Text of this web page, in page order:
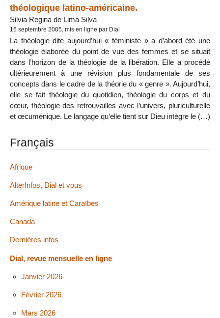
théologique latino-américaine.
Silvia Regina de Lima Silva
16 septembre 2005, mis en ligne par Dial
La théologie dite aujourd’hui « féministe » a d’abord été une
théologie élaborée du point de vue des femmes et se situait
dans l’horizon de la théologie de la libération. Elle a procédé
ultérieurement à une révision plus fondamentale de ses
concepts dans le cadre de la théorie du « genre ». Aujourd’hui,
elle se fait théologie du quotidien, théologie du corps et du
cœur, théologie des retrouvailles avec l’univers, pluriculturelle
et œcuménique. Le langage qu’elle tient sur Dieu intègre le (…)
Français
Afrique
AlterInfos, Dial et vous
Amérique latine et Caraïbes
Canada
Dernières infos
Dial, revue mensuelle en ligne
Janvier 2026
Février 2026
Mars 2026